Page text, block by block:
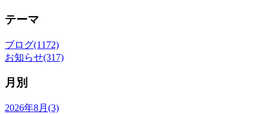
テーマ
ブログ(1172)
お知らせ(317)
月別
2026年8月(3)